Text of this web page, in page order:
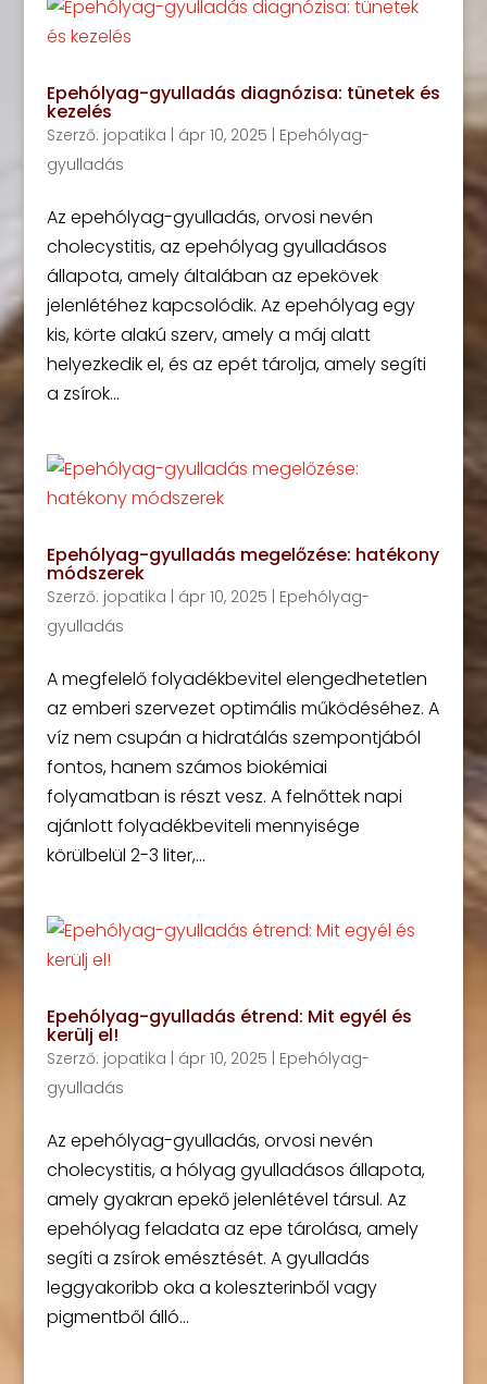
Epehólyag-gyulladás diagnózisa: tünetek és
kezelés
Szerző: jopatika ápr 10, 2025
Epehólyag-
gyulladás
Az epehólyag-gyulladás, orvosi nevén
cholecystitis, az epehólyag gyulladásos
állapota, amely általában az epekövek
jelenlétéhez kapcsolódik. Az epehólyag egy
kis, körte alakú szerv, amely a máj alatt
helyezkedik el, és az epét tárolja, amely segíti
a zsírok...
Epehólyag-gyulladás megelőzése: hatékony
módszerek
Szerző: jopatika ápr 10, 2025
Epehólyag-
gyulladás
A megfelelő folyadékbevitel elengedhetetlen
az emberi szervezet optimális működéséhez. A
víz nem csupán a hidratálás szempontjából
fontos, hanem számos biokémiai
folyamatban is részt vesz. A felnőttek napi
ajánlott folyadékbeviteli mennyisége
körülbelül 2-3 liter,...
Epehólyag-gyulladás étrend: Mit egyél és
kerülj el!
Szerző: jopatika ápr 10, 2025
Epehólyag-
gyulladás
Az epehólyag-gyulladás, orvosi nevén
cholecystitis, a hólyag gyulladásos állapota,
amely gyakran epekő jelenlétével társul. Az
epehólyag feladata az epe tárolása, amely
segíti a zsírok emésztését. A gyulladás
leggyakoribb oka a koleszterinből vagy
pigmentből álló...